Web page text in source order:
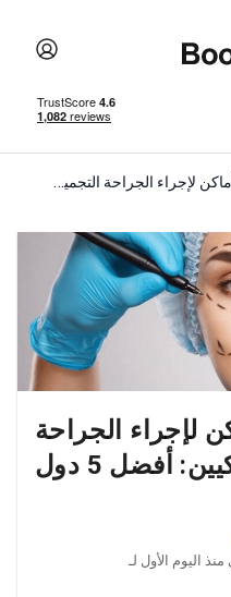
أفضل الأماكن لإجراء الجراحة التجميلية للأمريكيين: أفضل 5 دول
لإجراء الجراحة
أفضل 5 دول
اليوم الأول لـ